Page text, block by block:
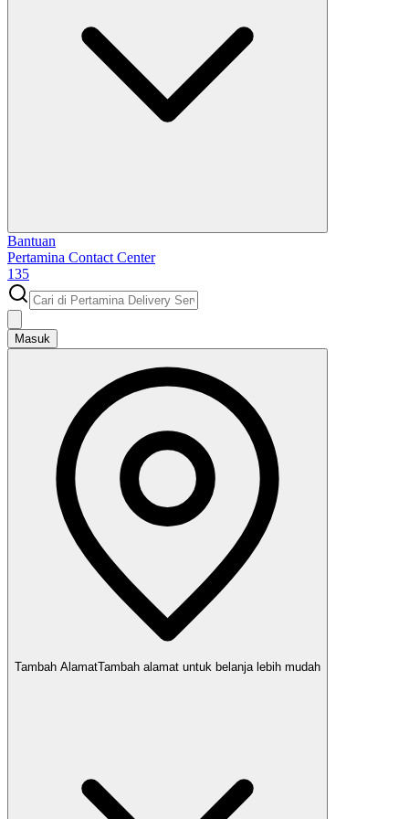
Bantuan
Pertamina Contact Center
135
Masuk
Tambah AlamatTambah alamat untuk belanja lebih mudah